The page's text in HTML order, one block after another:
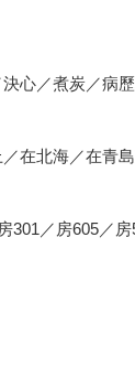
心／煮炭／病
在北海／在青
301／房605／